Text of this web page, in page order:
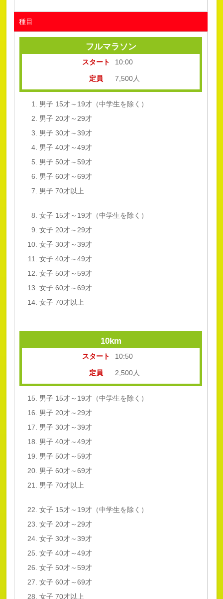
種目
フルマラソン
スタート 10:00
定員 7,500人
男子 15才～19才（中学生を除く）
男子 20才～29才
男子 30才～39才
男子 40才～49才
男子 50才～59才
男子 60才～69才
男子 70才以上
女子 15才～19才（中学生を除く）
女子 20才～29才
女子 30才～39才
女子 40才～49才
女子 50才～59才
女子 60才～69才
女子 70才以上
10km
スタート 10:50
定員 2,500人
男子 15才～19才（中学生を除く）
男子 20才～29才
男子 30才～39才
男子 40才～49才
男子 50才～59才
男子 60才～69才
男子 70才以上
女子 15才～19才（中学生を除く）
女子 20才～29才
女子 30才～39才
女子 40才～49才
女子 50才～59才
女子 60才～69才
女子 70才以上